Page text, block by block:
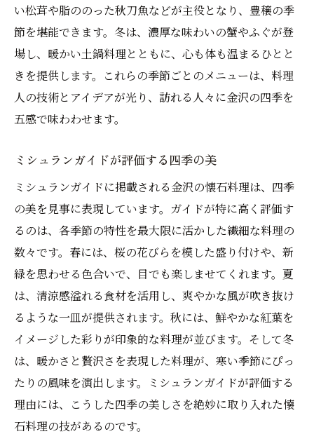
い松茸や脂ののった秋刀魚などが主役となり、豊穣の季
節を堪能できます。冬は、濃厚な味わいの蟹やふぐが登
場し、暖かい土鍋料理とともに、心も体も温まるひとと
きを提供します。これらの季節ごとのメニューは、料理
人の技術とアイデアが光り、訪れる人々に金沢の四季を
五感で味わわせます。
ミシュランガイドが評価する四季の美
ミシュランガイドに掲載される金沢の懐石料理は、四季
の美を見事に表現しています。ガイドが特に高く評価す
るのは、各季節の特性を最大限に活かした繊細な料理の
数々です。春には、桜の花びらを模した盛り付けや、新
緑を思わせる色合いで、目でも楽しませてくれます。夏
は、清涼感溢れる食材を活用し、爽やかな風が吹き抜け
るような一皿が提供されます。秋には、鮮やかな紅葉を
イメージした彩りが印象的な料理が並びます。そして冬
は、暖かさと贅沢さを表現した料理が、寒い季節にぴっ
たりの風味を演出します。ミシュランガイドが評価する
理由には、こうした四季の美しさを絶妙に取り入れた懐
石料理の技があるのです。